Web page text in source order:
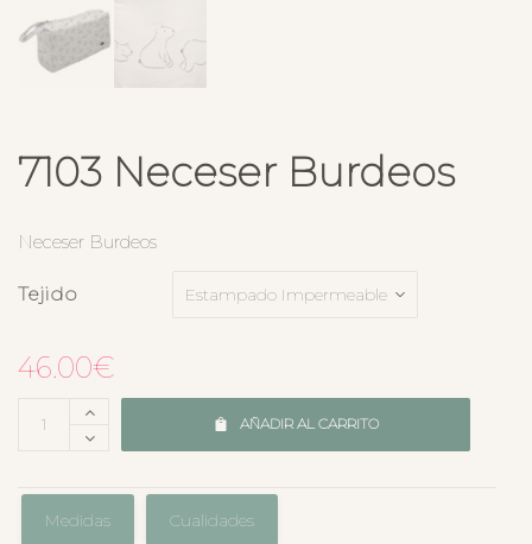
7103 Neceser Burdeos
Neceser Burdeos
Tejido
46.00€
AÑADIR AL CARRITO
Medidas Cualidades